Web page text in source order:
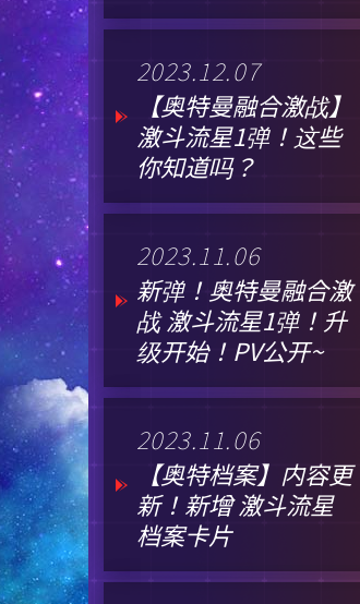
2023.12.07
【奥特曼融合激战】
激斗流星1弹！这些
你知道吗？
2023.11.06
新弹！奥特曼融合激
战 激斗流星1弹！升
级开始！PV公开~
2023.11.06
【奥特档案】内容更
新！新增 激斗流星
档案卡片